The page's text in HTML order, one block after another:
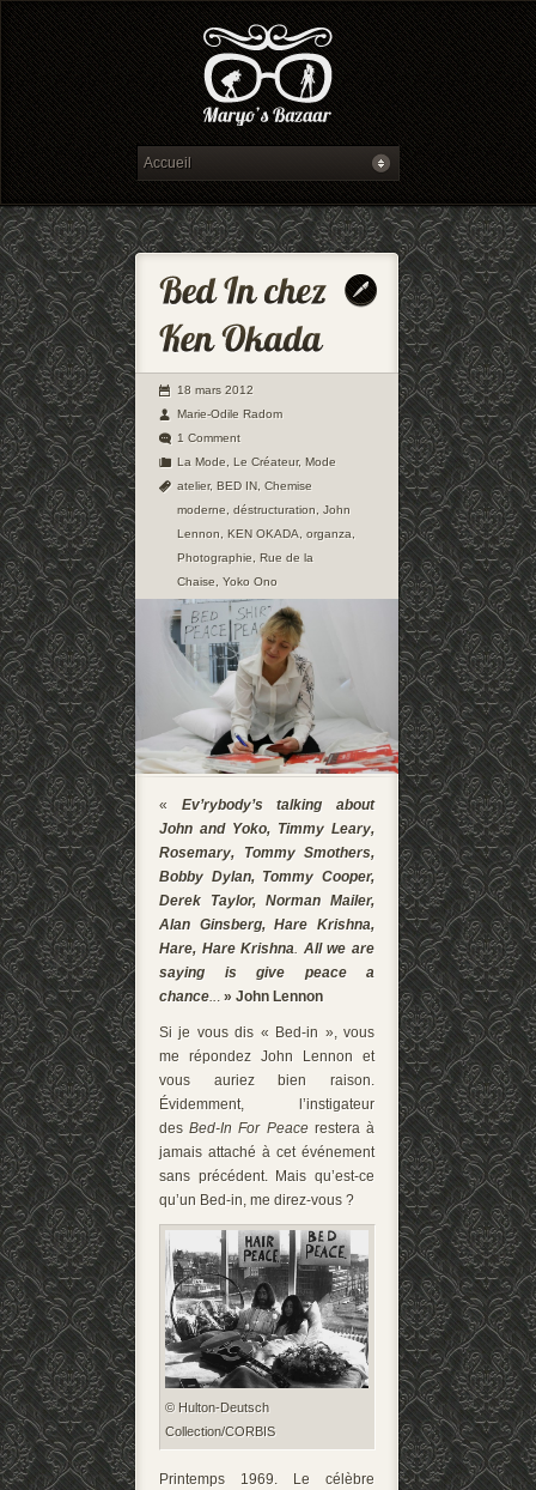
18 mars 2012
Marie-Odile Radom
1 Comment
La Mode
Le Créateur, Mode
atelier, BED IN Chemise
moderne
déstructuration John
Lennon KEN OKADA organza
Photographie
Rue de la
Chaise
Yoko Ono
« Ev’rybody’s talking about
John and Yoko, Timmy Leary,
Rosemary,
Tommy Smothers,
Bobby Dylan, Tommy Cooper,
Derek Taylor, Norman Mailer,
Alan Ginsberg, Hare Krishna,
Hare, Hare Krishna. All we are
saying is give peace a
chance... » John Lennon
Si je vous dis « Bed-in », vous
me répondez John Lennon et
vous auriez bien raison.
Évidemment, l’instigateur
desBed-In For Peacerestera à
jamais attaché à cet événement
sans précédent. Mais qu’est-ce
qu’un Bed-in, me direz-vous ?
© Hulton-Deutsch
Collection/CORBIS
Printemps 1969. Le célèbre